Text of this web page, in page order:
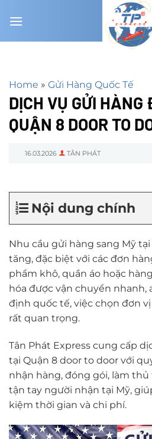
đến
Home » Gửi Hàng Quốc Tế
DỊCH VỤ GỬI HÀNG
QUẬN 8 DOOR TO
16.03.2026 TÂN PHÁT
Nội dung chính
Nhu cầu gửi hàng sang Mỹ
tăng, đặc biệt với các đơn
phẩm khô, quần áo hoặc
hóa được vận chuyển nhanh,
định quốc tế, việc chọn đơn
rất quan trọng.
Tân Phát Express cung cấp
tại Quận 8 door to door với
nhận hàng, đóng gói, làm
tận tay người nhận tại Mỹ,
kiệm thời gian và chi phí.